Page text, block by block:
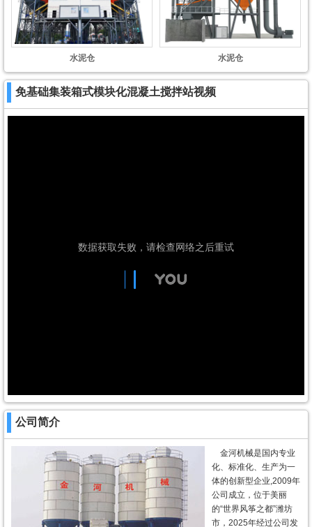
水泥仓 水泥仓
免基础集装箱式模块化混凝土搅拌站视频
公司简介
金河机械是国内专业
化、标准化、生产为一
体的创新型企业,2009年
公司成立，位于美丽
的“世界风筝之都”潍坊
市，2025年经过公司发